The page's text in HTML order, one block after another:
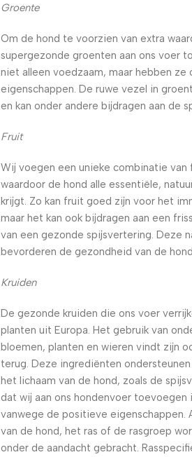
Groente
Om de hond te voorzien van extra
supergezonde groenten aan ons voer
niet alleen voedzaam, maar hebben ze
eigenschappen. De ruwe vezel in
en kan onder andere bijdragen aan de
Fruit
Wij voegen een unieke combinatie van
waardoor de hond alle essentiële,
krijgt. Zo kan fruit goed zijn voor het
maar het kan ook bijdragen aan een
van een gezonde spijsvertering. Deze
bevorderen de gezondheid van de hond.
Kruiden
De gezonde kruiden die ons voer
planten uit Europa. Het gebruik van
bloemen, planten en wieren vindt zijn
terug. Deze ingrediënten
het lichaam van de hond, zoals de
dat wij aan ons hondenvoer
vanwege de positieve eigenschappen.
van de hond, het ras of de rasgroep
onder de aandacht gebracht.